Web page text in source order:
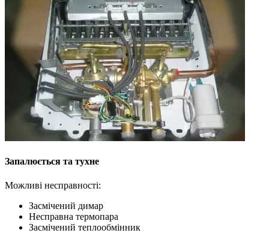
Запалюється та тухне
Можливі несправності:
Засмічений димар
Несправна термопара
Засмічений теплообмінник